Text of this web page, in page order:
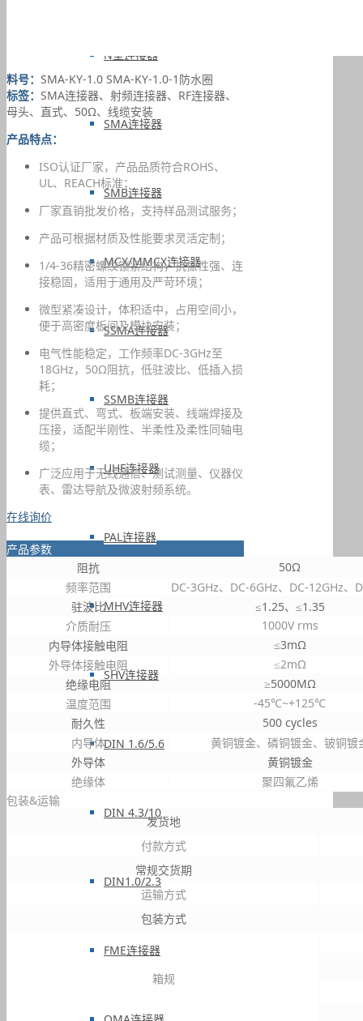
N型连接器
SMA连接器
SMB连接器
MCX/MMCX连接器
SSMA连接器
SSMB连接器
UHF连接器
PAL连接器
MHV连接器
SHV连接器
DIN 1.6/5.6
DIN 4.3/10
DIN1.0/2.3
FME连接器
料号： SMA-KY-1.0 SMA-KY-1.0-1防水圈
标签： SMA连接器、射频连接器、RF连接器、
母头、直式、50Ω、线缆安装
产品特点：
ISO认证厂家，产品品质符合ROHS、
UL、REACH标准；
厂家直销批发价格，支持样品测试服务；
产品可根据材质及性能要求灵活定制；
1/4-36精密螺纹锁紧结构，抗振性强、连
接稳固，适用于通用及严苛环境；
微型紧凑设计，体积适中，占用空间小，
便于高密度板间及模块安装；
电气性能稳定，工作频率DC-3GHz至
18GHz，50Ω阻抗，低驻波比、低插入损
耗；
提供直式、弯式、板端安装、线端焊接及
压接，适配半刚性、半柔性及柔性同轴电
缆；
广泛应用于无线通信、测试测量、仪器仪
表、雷达导航及微波射频系统。
在线询价
产品参数
阻抗
50Ω
频率范围
DC-3GHz、DC-6GHz、DC-12GHz、
驻波比
≤1.25、≤1.35
介质耐压
1000V rms
内导体接触电阻
≤3mΩ
外导体接触电阻
≤2mΩ
绝缘电阻
≥5000MΩ
温度范围
-45℃~+125℃
耐久性
500 cycles
内导体
黄铜镀金、磷铜镀金、铍铜镀
外导体
黄铜镀金
绝缘体
聚四氟乙烯
包装&运输
发货地
付款方式
常规交货期
运输方式
包装方式
箱规